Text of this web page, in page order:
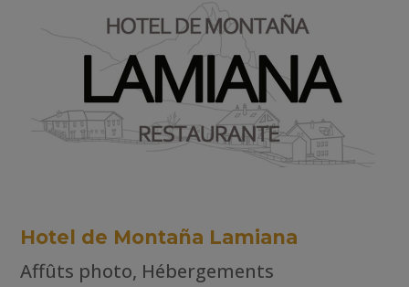
Hotel de Montaña Lamiana
Affûts photo, Hébergements